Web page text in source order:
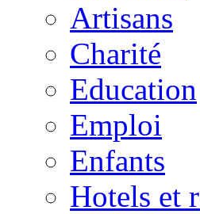
Artisans
Charité
Education
Emploi
Enfants
Hotels et